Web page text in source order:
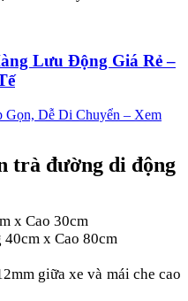
Lưu Động Giá Rẻ –
trà đường di động
x Cao 30cm
x Cao 80cm
giữa xe và mái che cao